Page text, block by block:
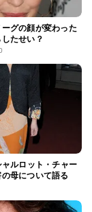
グの顔が変わった
たせい？
ルロット・チャー
母について語る